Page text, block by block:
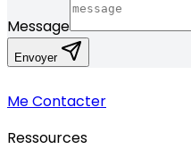
Message
Envoyer
Me Contacter
Ressources